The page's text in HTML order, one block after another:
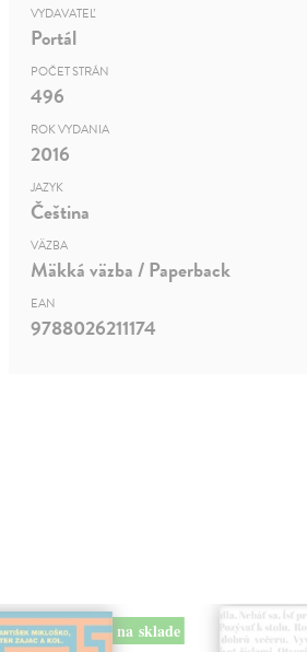
VYDAVATEĽ
Portál
POČET STRÁN
496
ROK VYDANIA
2016
JAZYK
Čeština
VÄZBA
Mäkká väzba / Paperback
EAN
9788026211174
na sklade